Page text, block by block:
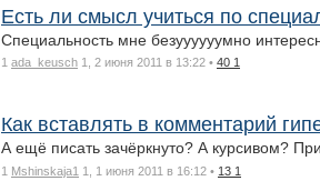
Есть ли смысл учиться по
Специальность мне безуууууумно
1 ada_keusch 1, 2 июня 2011 в 13:22 • 40 1
Как вставлять в комментарий
А ещё писать зачёркнуто? А курсивом?
1 Mshinskaja1 1, 1 июня 2011 в 16:12 • 13 1